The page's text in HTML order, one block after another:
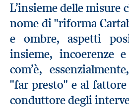
L’insieme delle misure
nome di "riforma
e ombre, aspetti
insieme, incoerenze
com’è,
"far presto" e al
conduttore degli